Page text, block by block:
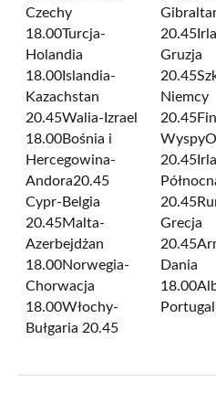
Czechy
18.00Turcja-
Holandia
18.00Islandia-
Kazachstan
20.45Walia-Izrael
18.00Bośnia i
Hercegowina-
Andora20.45
Cypr-Belgia
20.45Malta-
Azerbejdżan
18.00Norwegia-
Chorwacja
18.00Włochy-
Bułgaria 20.45
Gruzja
Niemcy
Grecja
Dania